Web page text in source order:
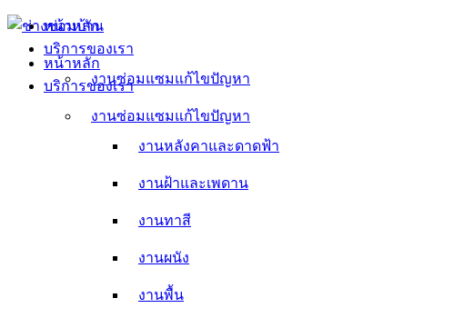
Skip
content
หน้าหลัก
บริการของเรา
งานซ่อมแซมแก้ไขปัญหา
งานหลังคาและดาดฟ้า
งานฝ้าและเพดาน
งานทาสี
งานผนัง
งานพื้น
หน้าหลัก
บริการของเรา
งานซ่อมแซมแก้ไขปัญหา
งานหลังคาและดาดฟ้า
งานฝ้าและเพดาน
งานทาสี
งานผนัง
งานพื้น
งานกระเบื้อง